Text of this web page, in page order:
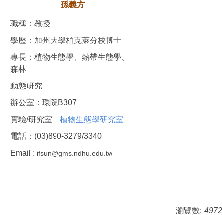
孫義方
職稱：教授
學歷：加州大學柏克萊分校博士
專長：植物生態學、熱帶生態學、
森林
動態研究
辦公室：環院B307
實驗/研究室：植物生態學研究室
電話：(03)890-3279/3340
Email : ifsun@gms.ndhu.edu.tw
瀏覽數: 4972